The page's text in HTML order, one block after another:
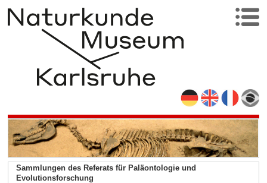
Sammlungen des Referats für Paläontologie und
Evolutionsforschung